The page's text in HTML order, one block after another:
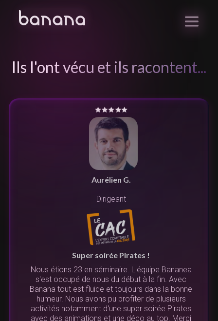
Ils l'ont vécu et ils racontent...
Aurélien G.
Dirigeant
Super soirée Pirates !
Nous étions 23 en séminaire. L'équipe Bananea
s'est occupé de nous du début à la fin. Avec
Banana tout est fluide et toujours dans la bonne
humeur. Nous avons pu profiter de plusieurs
activités notamment d'une super soirée Pirates
avec des animations et une déco au top. Merci